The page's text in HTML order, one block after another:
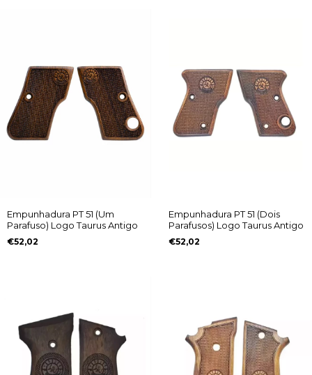
Empunhadura PT 51 (Um
Parafuso) Logo Taurus Antigo
€52,02
Empunhadura PT 51 (Dois
Parafusos) Logo Taurus Antigo
€52,02